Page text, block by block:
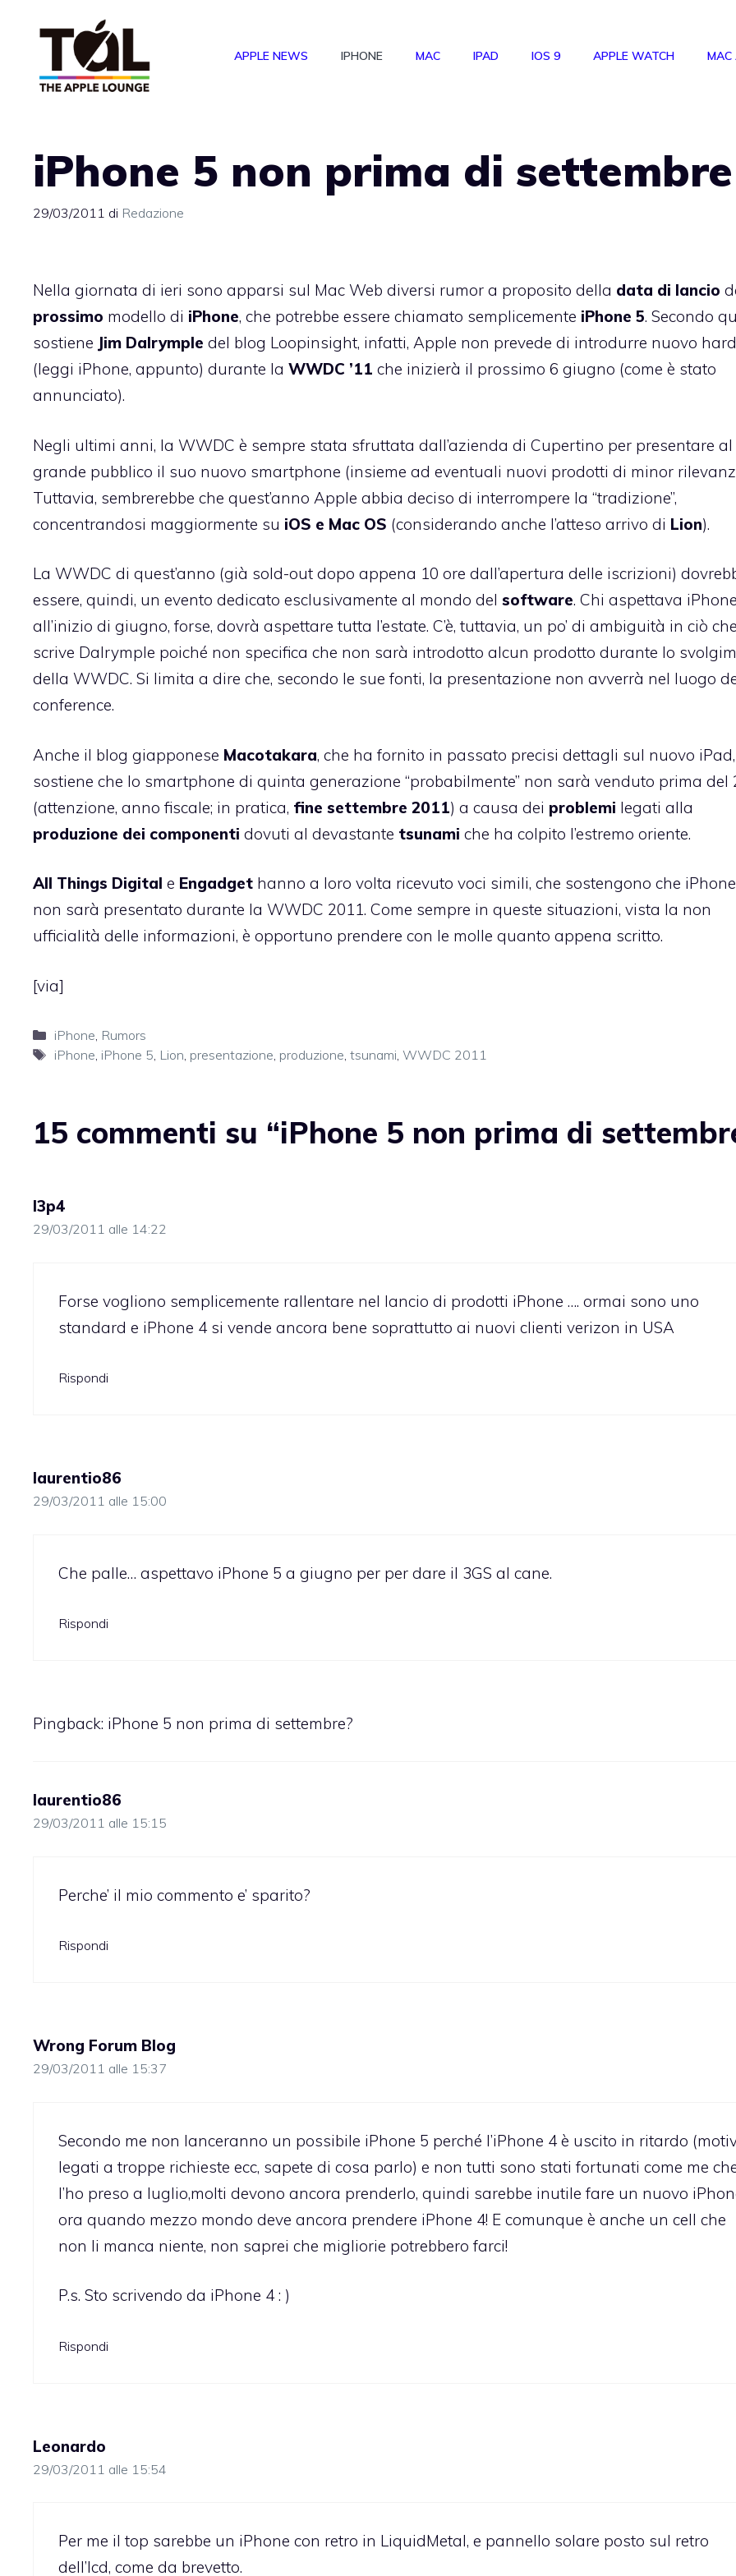
APPLE NEWS IPHONE MAC IPAD IOS 9 APPLE WATCH MAC
iPhone 5 non prima di
29/03/2011 di Redazione
Nella giornata di ieri sono apparsi sul Mac Web diversi rumor a proposito della data di lancio
prossimo modello di iPhone, che potrebbe essere chiamato semplicemente iPhone 5. Secondo
sostiene Jim Dalrymple del blog Loopinsight, infatti, Apple non prevede di introdurre nuovo
(leggi iPhone, appunto) durante la WWDC ’11 che inizierà il prossimo 6 giugno (come è stato
annunciato).
Negli ultimi anni, la WWDC è sempre stata sfruttata dall’azienda di Cupertino per presentare al
grande pubblico il suo nuovo smartphone (insieme ad eventuali nuovi prodotti di minor
Tuttavia, sembrerebbe che quest’anno Apple abbia deciso di interrompere la “tradizione”,
concentrandosi maggiormente su iOS e Mac OS (considerando anche l’atteso arrivo di Lion).
La WWDC di quest’anno (già sold-out dopo appena 10 ore dall’apertura delle iscrizioni)
essere, quindi, un evento dedicato esclusivamente al mondo del software. Chi aspettava
all’inizio di giugno, forse, dovrà aspettare tutta l’estate. C’è, tuttavia, un po’ di ambiguità in ciò
scrive Dalrymple poiché non specifica che non sarà introdotto alcun prodotto durante lo
della WWDC. Si limita a dire che, secondo le sue fonti, la presentazione non avverrà nel luogo
conference.
Anche il blog giapponese Macotakara, che ha fornito in passato precisi dettagli sul nuovo iPad,
sostiene che lo smartphone di quinta generazione “probabilmente” non sarà venduto prima del
(attenzione, anno fiscale; in pratica, fine settembre 2011) a causa dei problemi legati alla
produzione dei componenti dovuti al devastante tsunami che ha colpito l’estremo oriente.
All Things Digital e Engadget hanno a loro volta ricevuto voci simili, che sostengono che
non sarà presentato durante la WWDC 2011. Come sempre in queste situazioni, vista la non
ufficialità delle informazioni, è opportuno prendere con le molle quanto appena scritto.
[via]
Categorie
iPhone, Rumors
Tag
iPhone, iPhone 5, Lion, presentazione, produzione, tsunami, WWDC 2011
15 commenti su “iPhone 5 non prima di
l3p4
29/03/2011 alle 14:22
Forse vogliono semplicemente rallentare nel lancio di prodotti iPhone …. ormai sono uno
standard e iPhone 4 si vende ancora bene soprattutto ai nuovi clienti verizon in USA
Rispondi
laurentio86
29/03/2011 alle 15:00
Che palle… aspettavo iPhone 5 a giugno per per dare il 3GS al cane.
Rispondi
Pingback: iPhone 5 non prima di settembre?
laurentio86
29/03/2011 alle 15:15
Perche’ il mio commento e’ sparito?
Rispondi
Wrong Forum Blog
29/03/2011 alle 15:37
Secondo me non lanceranno un possibile iPhone 5 perché l’iPhone 4 è uscito in ritardo
legati a troppe richieste ecc, sapete di cosa parlo) e non tutti sono stati fortunati come me
l’ho preso a luglio,molti devono ancora prenderlo, quindi sarebbe inutile fare un nuovo
ora quando mezzo mondo deve ancora prendere iPhone 4! E comunque è anche un cell che
non li manca niente, non saprei che migliorie potrebbero farci!
P.s. Sto scrivendo da iPhone 4 : )
Rispondi
Leonardo
29/03/2011 alle 15:54
Per me il top sarebbe un iPhone con retro in LiquidMetal, e pannello solare posto sul retro
dell’lcd, come da brevetto.